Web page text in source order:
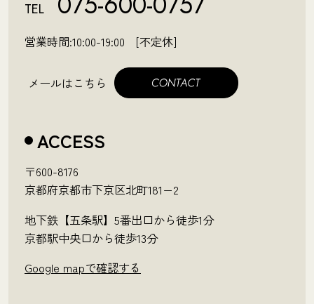
TEL
営業時間:10:00-19:00 [不定休]
メールはこちら
ACCESS
〒600-8176
京都府京都市下京区北町181−2
地下鉄【五条駅】5番出口から徒歩1分
京都駅中央口から徒歩13分
Google mapで確認する